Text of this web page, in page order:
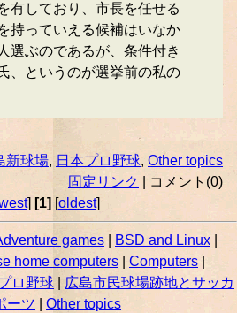
有しており、市長を任せる
持っていえる候補はいなか
選ぶのであるが、条件付き
、というのが選挙前の私の
新球場, 日本プロ野球, Other topics
固定リンク
| コメント(0)
] [1] [oldest]
games BSD and Linux
home computers
Computers
ロ野球
広島市民球場跡地とサッカ
ーツ
Other topics